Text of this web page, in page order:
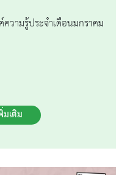
วามรู้ประจำเดือนมกราคม
มเติม